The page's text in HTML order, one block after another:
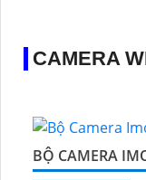
CAMERA
BỘ CAMERA